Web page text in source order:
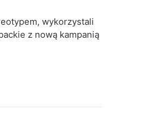
wykorzystali
z nową kampanią